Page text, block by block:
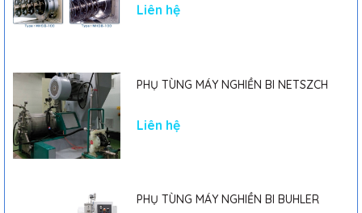
Liên hệ
PHỤ TÙNG MÁY NGHIỀN BI NETSZCH
Liên hệ
PHỤ TÙNG MÁY NGHIỀN BI BUHLER